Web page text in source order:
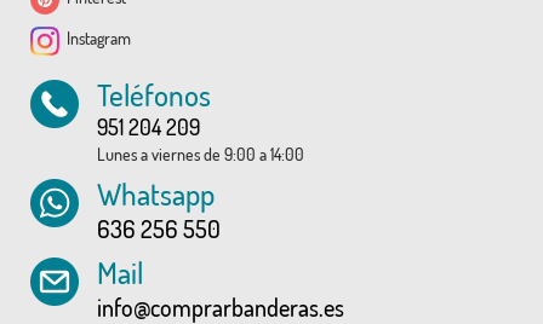
Instagram
Teléfonos
951 204 209
Lunes a viernes de 9:00 a 14:00
Whatsapp
636 256 550
Mail
info@comprarbanderas.es